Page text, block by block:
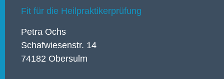
Fit für die Heilpraktikerprüfung
Petra Ochs
Schafwiesenstr. 14
74182 Obersulm